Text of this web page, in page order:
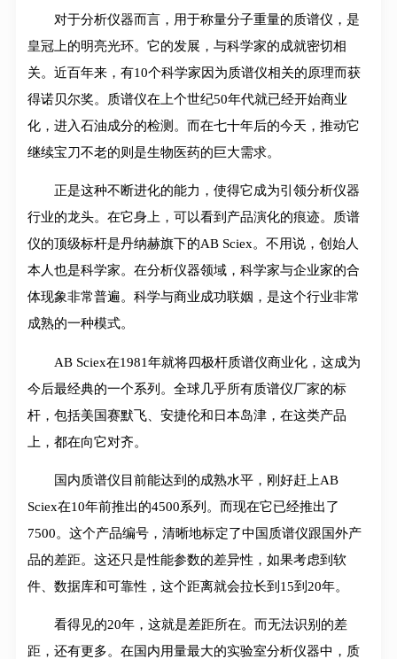
对于分析仪器而言，用于称量分子重量的质谱仪，是
皇冠上的明亮光环。它的发展，与科学家的成就密切相
关。近百年来，有10个科学家因为质谱仪相关的原理而获
得诺贝尔奖。质谱仪在上个世纪50年代就已经开始商业
化，进入石油成分的检测。而在七十年后的今天，推动它
继续宝刀不老的则是生物医药的巨大需求。
正是这种不断进化的能力，使得它成为引领分析仪器
行业的龙头。在它身上，可以看到产品演化的痕迹。质谱
仪的顶级标杆是丹纳赫旗下的AB Sciex。不用说，创始人
本人也是科学家。在分析仪器领域，科学家与企业家的合
体现象非常普遍。科学与商业成功联姻，是这个行业非常
成熟的一种模式。
AB Sciex在1981年就将四极杆质谱仪商业化，这成为
今后最经典的一个系列。全球几乎所有质谱仪厂家的标
杆，包括美国赛默飞、安捷伦和日本岛津，在这类产品
上，都在向它对齐。
国内质谱仪目前能达到的成熟水平，刚好赶上AB
Sciex在10年前推出的4500系列。而现在它已经推出了
7500。这个产品编号，清晰地标定了中国质谱仪跟国外产
品的差距。这还只是性能参数的差异性，如果考虑到软
件、数据库和可靠性，这个距离就会拉长到15到20年。
看得见的20年，这就是差距所在。而无法识别的差
距，还有更多。在国内用量最大的实验室分析仪器中，质